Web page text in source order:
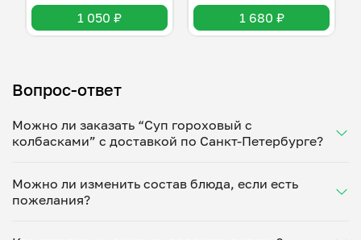
1 050 ₽ 1 680 ₽
Вопрос-ответ
Можно ли заказать “Суп гороховый с
колбасками” с доставкой по Санкт-Петербурге?
Укажите удобное время — и получите свежее
домашнее блюдо в большой порции прямо с плиты.
минут. Статус заказа отслеживайте в личном
Можно ли изменить состав блюда, если есть
пожелания?